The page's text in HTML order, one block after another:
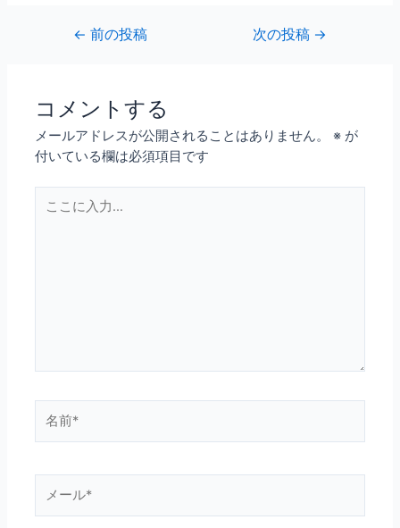
← 前の投稿 次の投稿 →
コメントする
メールアドレスが公開されることはありません。 ※ が
付いている欄は必須項目です
こ
前
ー